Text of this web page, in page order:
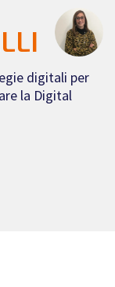
digitali per
la Digital